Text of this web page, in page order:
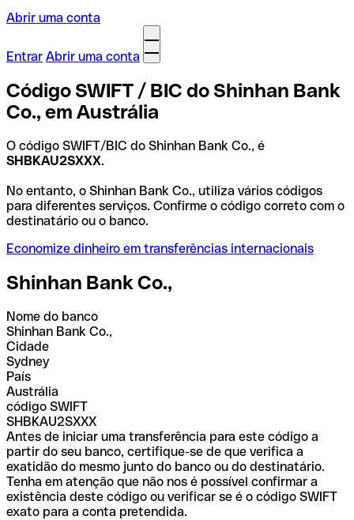
Abrir uma conta
Entrar Abrir uma conta
Código SWIFT / BIC do Shinhan Bank
Co., em Austrália
O código SWIFT/BIC do Shinhan Bank Co., é
SHBKAU2SXXX.
No entanto, o Shinhan Bank Co., utiliza vários códigos
para diferentes serviços. Confirme o código correto com o
destinatário ou o banco.
Economize dinheiro em transferências internacionais
Shinhan Bank Co.,
Nome do banco
Shinhan Bank Co.,
Cidade
Sydney
País
Austrália
código SWIFT
SHBKAU2SXXX
Antes de iniciar uma transferência para este código a
partir do seu banco, certifique-se de que verifica a
exatidão do mesmo junto do banco ou do destinatário.
Tenha em atenção que não nos é possível confirmar a
existência deste código ou verificar se é o código SWIFT
exato para a conta pretendida.